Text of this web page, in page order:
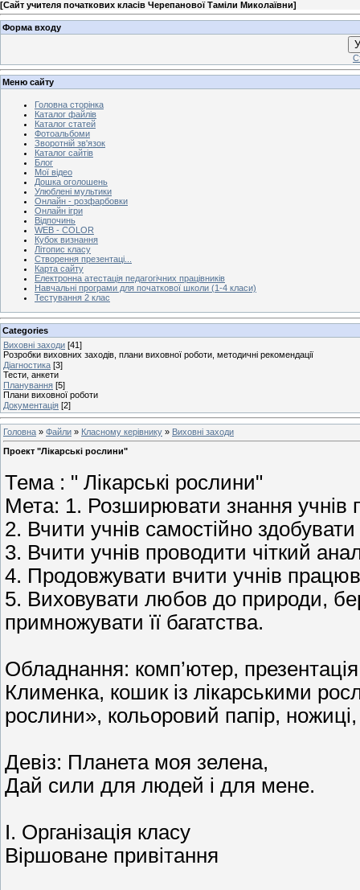
[Сайт учителя початкових класів Черепанової Таміли Миколаївни]
Форма входу
Меню сайту
Головна сторінка
Каталог файлів
Каталог статей
Фотоальбоми
Зворотній зв'язок
Каталог сайтів
Блог
Мої відео
Дошка оголошень
Улюблені мультики
Онлайн - розфарбовки
Онлайн ігри
Відпочинь
WEB - COLOR
Кубок визнання
Літопис класу
Створення презентаці...
Карта сайту
Електронна атестація педагогічних працівників
Навчальні програми для початкової школи (1-4 класи)
Тестування 2 клас
Categories
Виховні заходи [41]
Розробки виховних заходів, плани виховної роботи, методичні рекомендації
Діагностика [3]
Тести, анкети
Планування [5]
Плани виховної роботи
Документація [2]
Головна » Файли » Класному керівнику » Виховні заходи
Проект "Лікарські рослини"
Тема : " Лікарські рослини"
Мета: 1. Розширювати знання учнів
2. Вчити учнів самостійно
3. Вчити учнів проводити чіткий
4. Продовжувати вчити учнів
5. Виховувати любов до природи,
примножувати її багатства.
Обладнання: комп’ютер,
Клименка, кошик із лікарськими
рослини», кольоровий папір,
Девіз: Планета моя зелена,
Дай сили для людей і для мене.
I. Організація класу
Віршоване привітання